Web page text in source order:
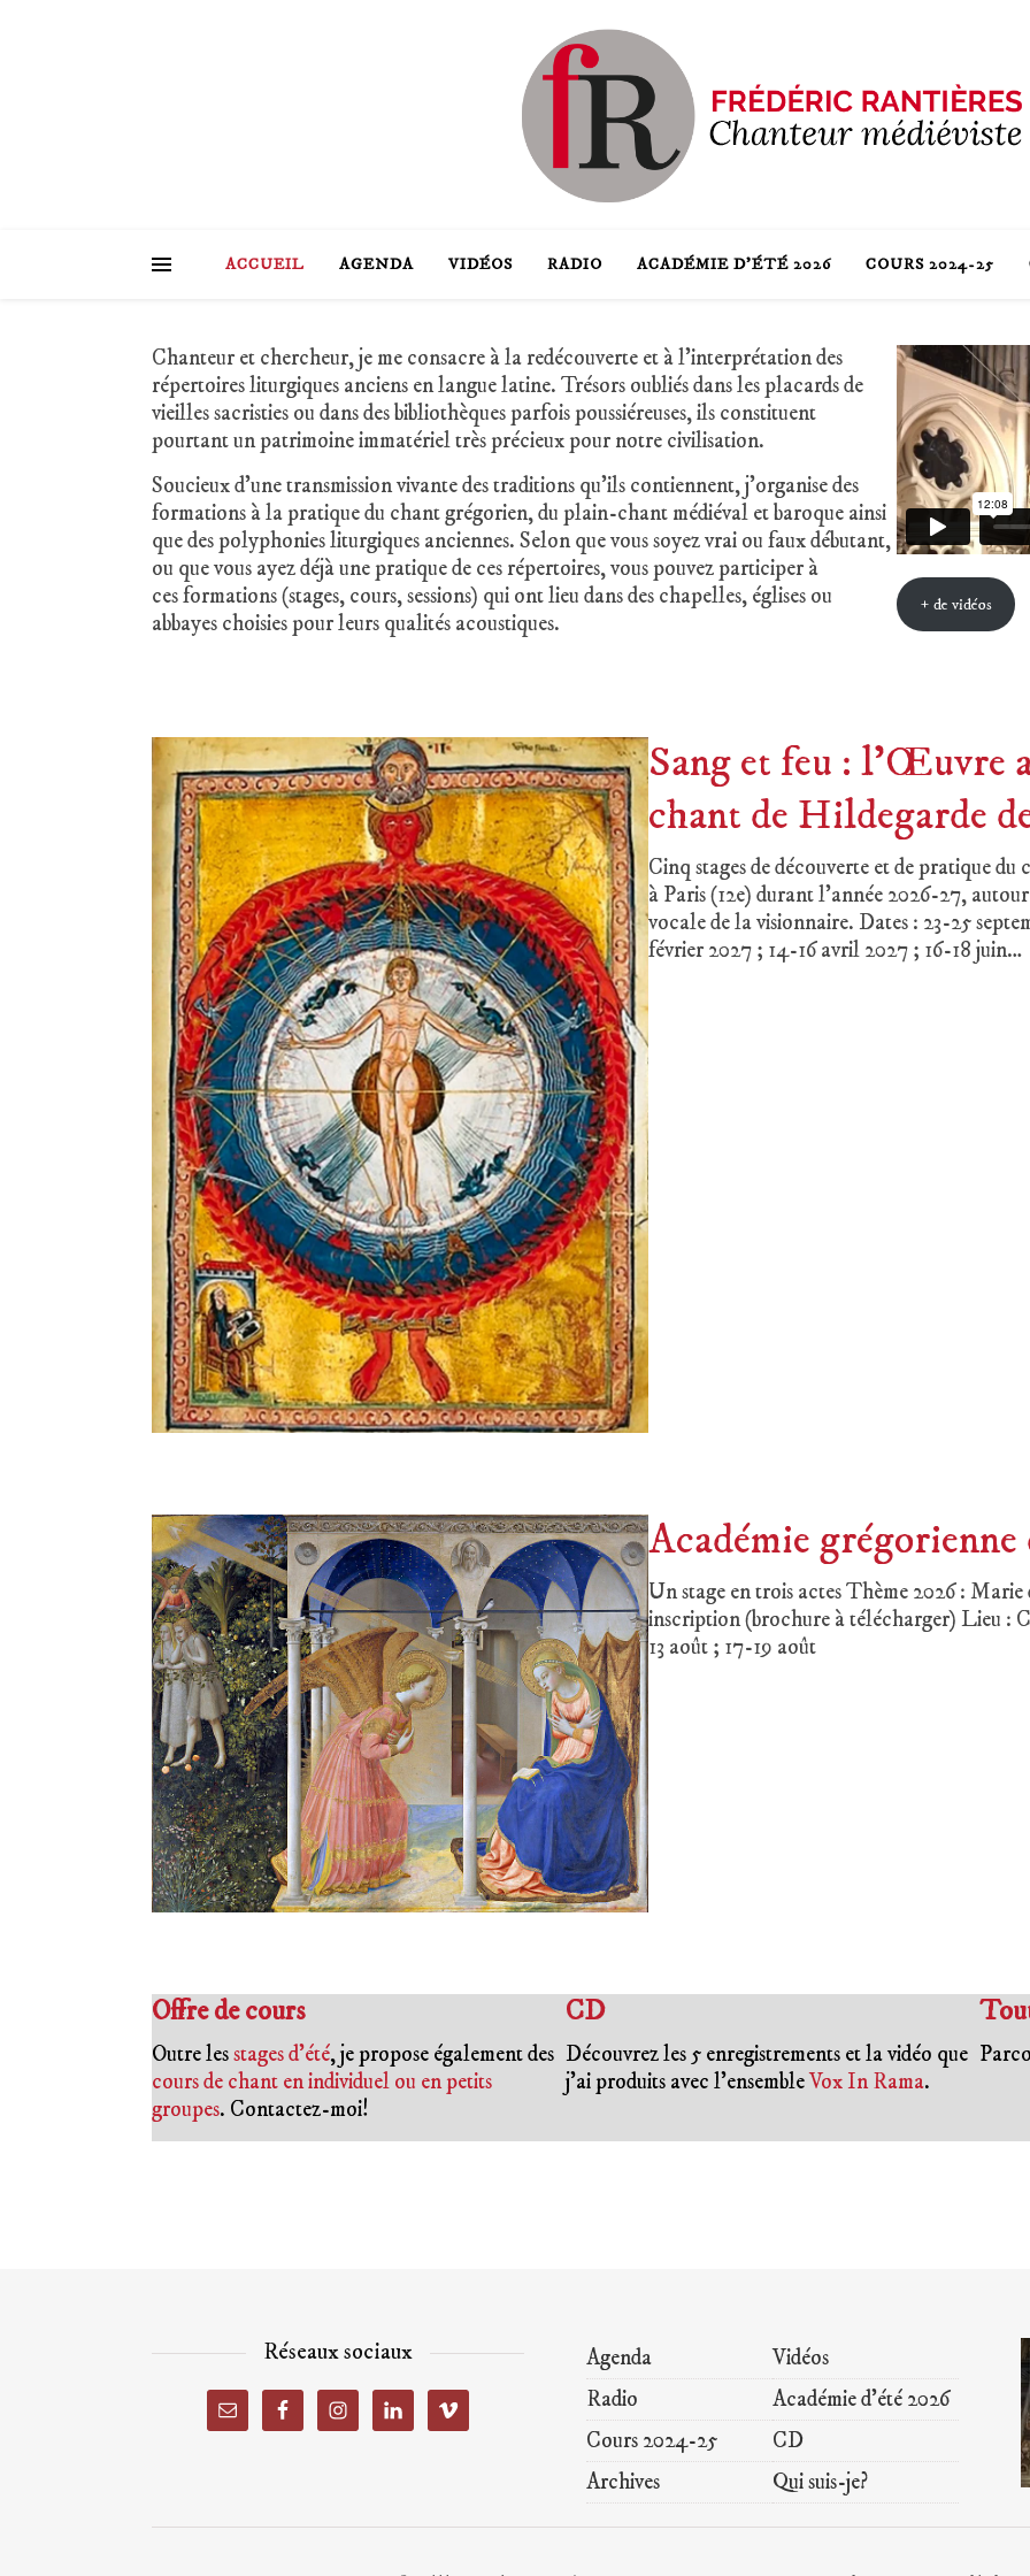
ACCUEIL AGENDA VIDÉOS RADIO ACADÉMIE D’ÉTÉ 2026 COURS 2024-25
Chanteur et chercheur, je me consacre à la redécouverte et à l’interprétation des
répertoires liturgiques anciens en langue latine. Trésors oubliés dans les placards de
vieilles sacristies ou dans des bibliothèques parfois poussiéreuses, ils constituent
pourtant un patrimoine immatériel très précieux pour notre civilisation.
Soucieux d’une transmission vivante des traditions qu’ils contiennent, j’organise des
formations à la pratique du chant grégorien, du plain-chant médiéval et baroque ainsi
que des polyphonies liturgiques anciennes. Selon que vous soyez vrai ou faux débutant,
ou que vous ayez déjà une pratique de ces répertoires, vous pouvez participer à
ces formations (stages, cours, sessions) qui ont lieu dans des chapelles, églises ou
abbayes choisies pour leurs qualités acoustiques.
+ de vidéos
Sang et feu : l’Œuvre
chant de Hildegarde
Cinq stages de découverte et de pratique
à Paris (12e) durant l’année 2026-27,
vocale de la visionnaire. Dates : 23-25
février 2027 ; 14-16 avril 2027 ; 16-18 juin…
Académie grégorienne
Un stage en trois actes Thème 2026 : Marie
inscription (brochure à télécharger) Lieu :
13 août ; 17-19 août
Offre de cours
Outre lesstages d’été, je propose également des
cours de chant en individuel ou en petits
groupes. Contactez-moi!
CD
Découvrez les 5 enregistrements et la vidéo que
j’ai produits avec l’ensembleVox In Rama.
Réseaux sociaux Agenda
Vidéos
Radio
Académie d’été 2026
Cours 2024-25
CD
Archives
Qui suis-je?